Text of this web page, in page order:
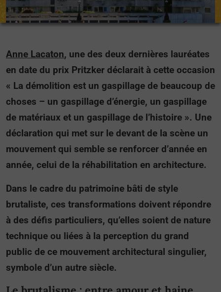
Anne Lacaton, une des deux dernières lauréates
en date du prix Pritzker déclarait à cette occasion
« La démolition est un gaspillage de beaucoup de
choses – un gaspillage d’énergie, un gaspillage
de matériaux et un gaspillage de l’histoire ». Une
déclaration qui met sur le devant de la scène un
mouvement qui semble se renforcer d’année en
année, celui de la réhabilitation en architecture.
Dans le cadre du patrimoine bâti de style
brutaliste, ces transformations doivent répondre
à des défis particuliers, qu’elles soient de nature
technique ou liées à la perception du grand
public de ce mouvement architectural singulier,
symbole d’un autre siècle.